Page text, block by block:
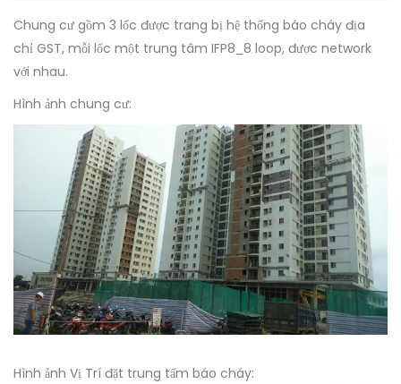
Chung cư gồm 3 lốc được trang bị hệ thống báo cháy địa
chỉ GST, mỗi lốc một trung tâm IFP8_8 loop, được network
với nhau.
Hình ảnh chung cư:
Hình ảnh Vị Trí đặt trung tấm báo cháy: